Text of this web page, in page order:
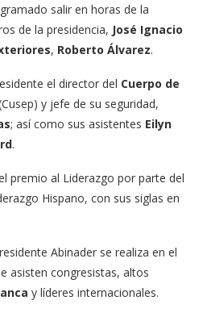
salir en horas de la
de la presidencia, José Ignacio
, Roberto Álvarez.
el director del Cuerpo de
y jefe de su seguridad,
; así como sus asistentes Eilyn
.
premio al Liderazgo por parte del
Hispano, con sus siglas en
Abinader se realiza en el
asisten congresistas, altos
y líderes internacionales.